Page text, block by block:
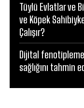
Tüylü Evlatlar ve
ve Köpek
Çalışır?
Dijital
sağlığını tahmin